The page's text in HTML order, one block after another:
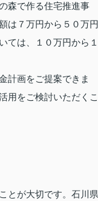
森で作る住宅推進事
は７万円から５０万円
ては、１０万円から１
計画をご提案できま
用をご検討いただくこ
とが大切です。石川県